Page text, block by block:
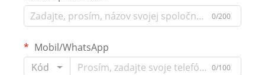
0/200
Mobil/WhatsApp
Kód
0/100